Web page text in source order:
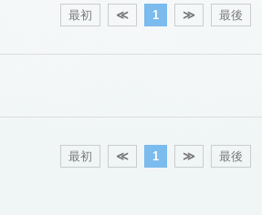
最初 ≪ 1 ≫ 最後
最初 ≪ 1 ≫ 最後